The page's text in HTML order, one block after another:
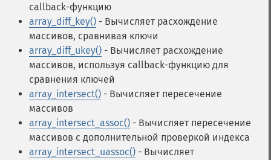
callback-функцию
array_diff_key() - Вычисляет расхождение
массивов, сравнивая ключи
array_diff_ukey() - Вычисляет расхождение
массивов, используя callback-функцию для
сравнения ключей
array_intersect() - Вычисляет пересечение
массивов
array_intersect_assoc() - Вычисляет пересечение
массивов с дополнительной проверкой индекса
array_intersect_uassoc() - Вычисляет